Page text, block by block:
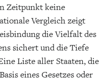
Zeitpunkt keine
Vergleich zeigt
die Vielfalt des
sichert und die Tiefe
Liste aller Staaten, die
eines Gesetzes oder